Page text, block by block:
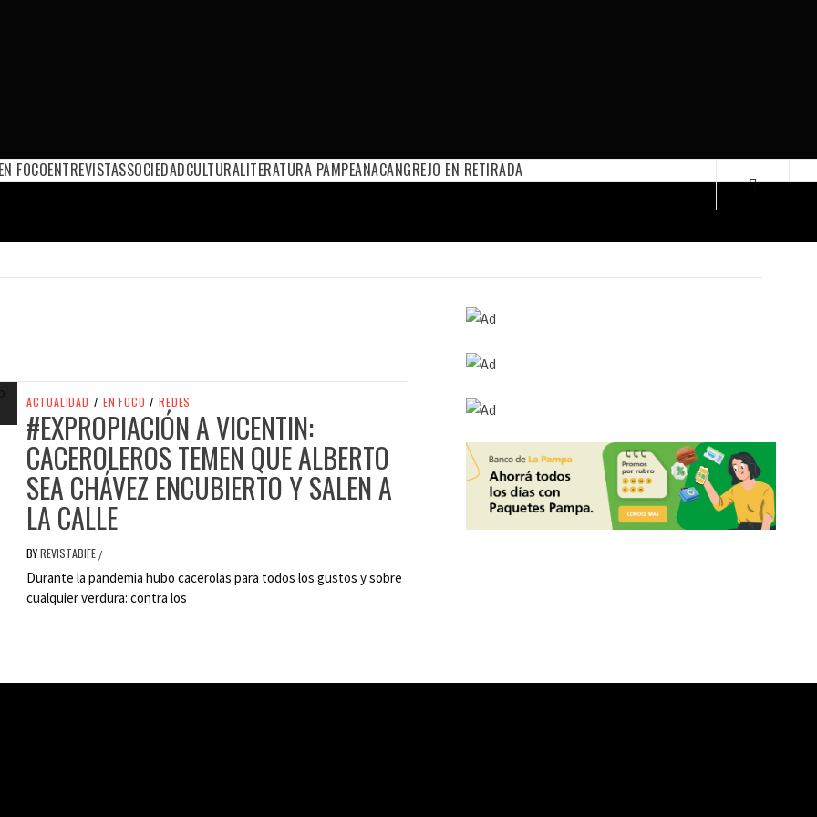
EN FOCOENTREVISTASSOCIEDADCULTURALITERATURA PAMPEANACANGREJO EN RETIRADA
ACTUALIDAD / EN FOCO / REDES
#EXPROPIACIÓN A VICENTIN:
CACEROLEROS TEMEN QUE ALBERTO
SEA CHÁVEZ ENCUBIERTO Y SALEN A
LA CALLE
BYREVISTABIFE /
Durante la pandemia hubo cacerolas para todos los gustos y sobre
cualquier verdura: contra los